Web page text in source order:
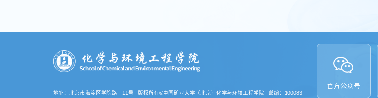
地址：北京市海淀区学院路丁11号 版权所有©中国矿业大学（北京）化学与环境工程学院 邮编：100083
官方公众号